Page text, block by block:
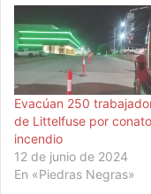
Evacúan 250
de Littelfuse por
incendio
12 de junio de 2024
En «Piedras Negras»